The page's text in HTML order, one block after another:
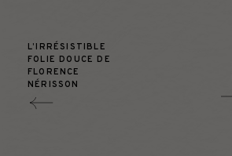
L’IRRÉSISTIBLE
FOLIE DOUCE DE
FLORENCE
NÉRISSON